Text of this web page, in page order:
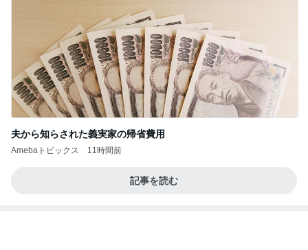
夫から知らされた義実家の帰省費用
Amebaトピックス 11時間前
記事を読む